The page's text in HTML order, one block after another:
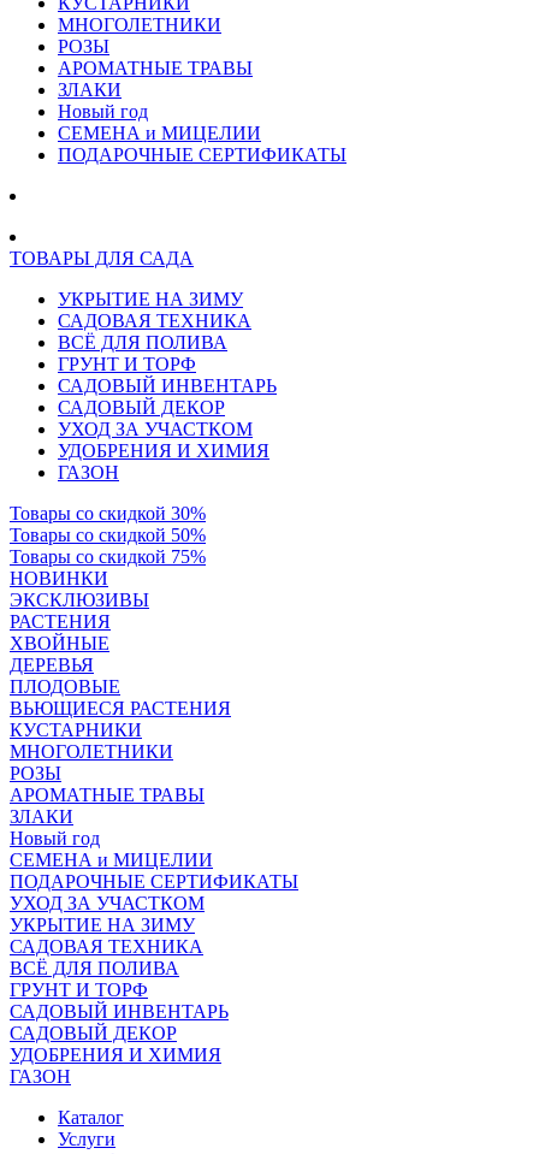
МНОГОЛЕТНИКИ
РОЗЫ
АРОМАТНЫЕ ТРАВЫ
ЗЛАКИ
Новый год
СЕМЕНА и МИЦЕЛИИ
ПОДАРОЧНЫЕ СЕРТИФИКАТЫ
ТОВАРЫ ДЛЯ САДА
УКРЫТИЕ НА ЗИМУ
САДОВАЯ ТЕХНИКА
ВСЁ ДЛЯ ПОЛИВА
ГРУНТ И ТОРФ
САДОВЫЙ ИНВЕНТАРЬ
САДОВЫЙ ДЕКОР
УХОД ЗА УЧАСТКОМ
УДОБРЕНИЯ И ХИМИЯ
ГАЗОН
Товары со скидкой 30%
Товары со скидкой 50%
Товары со скидкой 75%
НОВИНКИ
ЭКСКЛЮЗИВЫ
РАСТЕНИЯ
ХВОЙНЫЕ
ДЕРЕВЬЯ
ПЛОДОВЫЕ
ВЬЮЩИЕСЯ РАСТЕНИЯ
КУСТАРНИКИ
МНОГОЛЕТНИКИ
РОЗЫ
АРОМАТНЫЕ ТРАВЫ
ЗЛАКИ
Новый год
СЕМЕНА и МИЦЕЛИИ
ПОДАРОЧНЫЕ СЕРТИФИКАТЫ
УХОД ЗА УЧАСТКОМ
УКРЫТИЕ НА ЗИМУ
САДОВАЯ ТЕХНИКА
ВСЁ ДЛЯ ПОЛИВА
ГРУНТ И ТОРФ
САДОВЫЙ ИНВЕНТАРЬ
САДОВЫЙ ДЕКОР
УДОБРЕНИЯ И ХИМИЯ
ГАЗОН
Каталог
Услуги